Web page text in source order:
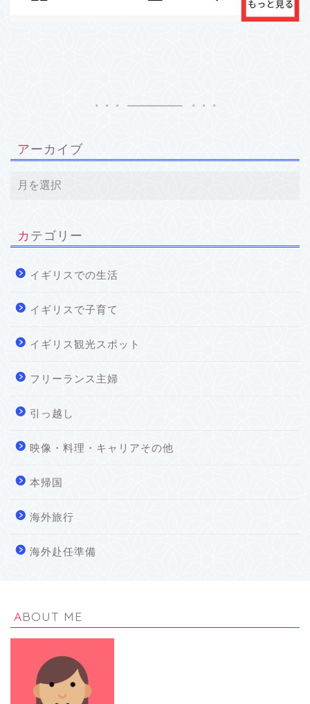
アーカイブ
カテゴリー
イギリスでの生活
イギリスで子育て
イギリス観光スポット
フリーランス主婦
引っ越し
映像・料理・キャリアその他
本帰国
海外旅行
海外赴任準備
ABOUT ME